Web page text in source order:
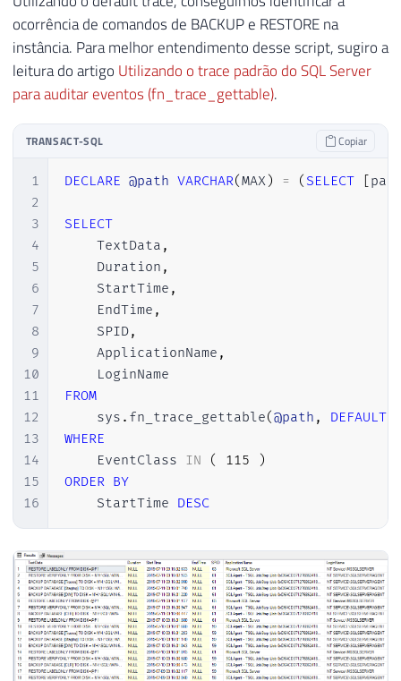
32
33
    AND NOT (A.ApplicationName LIKE '
    StartTime
DESC
ocorrência de comandos de BACKUP e RESTORE na
instância. Para melhor entendimento desse script, sugiro a
leitura do artigo Utilizando o trace padrão do SQL Server
para auditar eventos (fn_trace_gettable).
TRANSACT-SQL Copiar
1
2
3
4
5
6
7
8
9
10
11
12
13
14
15
16
DECLARE @path VARCHAR(MAX) = ( SELECT
SELECT
    TextData
,
    Duration
,
    StartTime
,
    EndTime
,
    SPID
,
    ApplicationName
,
FROM
    sys
. fn_trace_gettable(@path , DEFAULT)
WHERE
    EventClass
IN ( 115
)
ORDER BY
    StartTime
DESC